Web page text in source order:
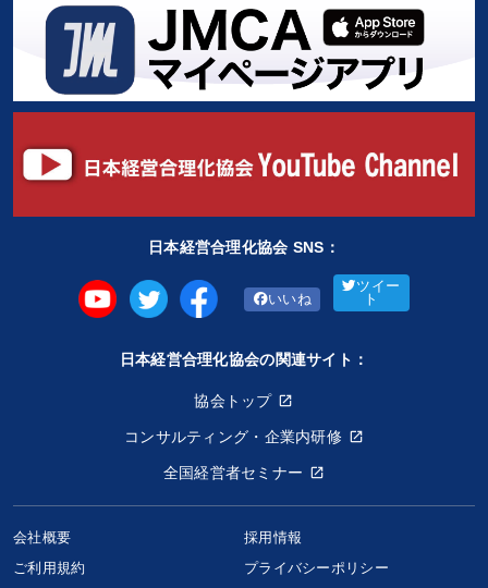
日本経営合理化協会 SNS：
いいね
ツイー
ト
日本経営合理化協会の関連サイト：
協会トップ
コンサルティング・企業内研修
全国経営者セミナー
会社概要
採用情報
ご利用規約
プライバシーポリシー